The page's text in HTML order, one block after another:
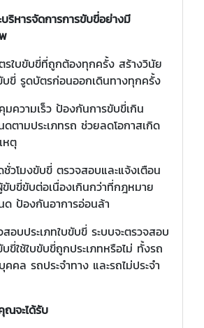
ริหารจัดการการขับขี่อย่างมี
รใบขับขี่ที่ถูกต้องทุกครั้ง สร้างวินัย
บขี่ รูดบัตรก่อนออกเดินทางทุกครั้ง
มความเร็ว ป้องกันการขับขี่เกิน
ดตามประเภทรถ ช่วยลดโอกาสเกิด
หตุ
ชั่วโมงขับขี่ ตรวจสอบและแจ้งเตือน
ขับขี่ขับต่อเนื่องเกินกว่าที่กฎหมาย
ด ป้องกันอาการอ่อนล้า
อบประเภทใบขับขี่ ระบบจะตรวจสอบ
ขี่ใช้ใบขับขี่ถูกประเภทหรือไม่ ทั้งรถ
คล รถประจำทาง และรถไม่ประจำ
ณจะได้รับ